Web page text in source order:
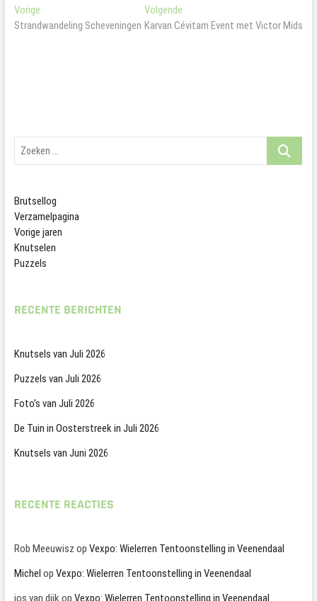
Bericht
navigatie
VorigeVorig
bericht:
Strandwandeling Scheveningen
Volgende
bericht:
Karvan Cévitam Event met Victor Mids
Zoeken
Brutsellog
Verzamelpagina
Vorige jaren
Knutselen
Puzzels
RECENTE BERICHTEN
Knutsels van Juli 2026
Puzzels van Juli 2026
Foto’s van Juli 2026
De Tuin in Oosterstreek in Juli 2026
Knutsels van Juni 2026
RECENTE REACTIES
Rob Meeuwisz op Vexpo: Wielerren Tentoonstelling in Veenendaal
Michel op Vexpo: Wielerren Tentoonstelling in Veenendaal
jos van dijkop Vexpo: Wielerren Tentoonstelling in Veenendaal